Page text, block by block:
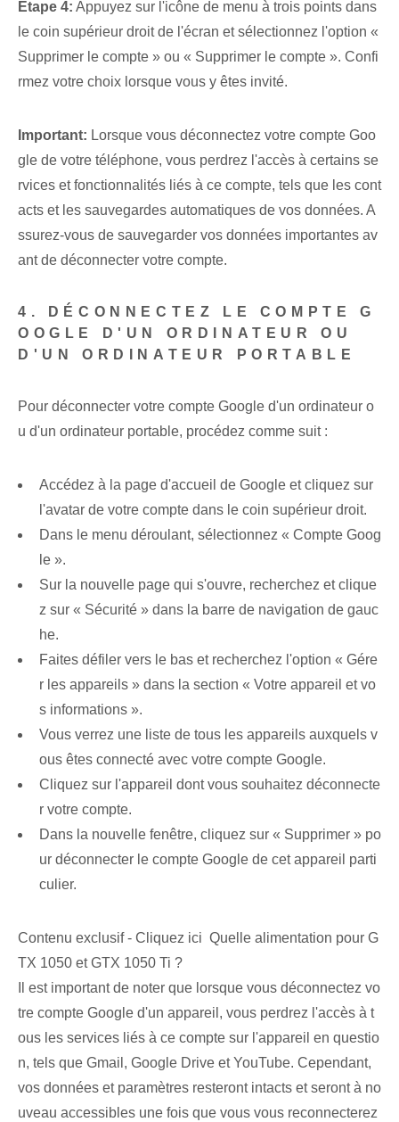
Étape 4: Appuyez sur l'icône de menu à trois points dans
le coin supérieur droit de l'écran et sélectionnez l'option «
Supprimer le compte » ou « Supprimer le compte ». Confi
rmez votre choix lorsque vous y êtes invité.
Important: Lorsque vous déconnectez votre compte Goo
gle de votre téléphone, vous perdrez l'accès à certains se
rvices et fonctionnalités liés à ce compte, tels que les cont
acts et les sauvegardes automatiques de vos données. A
ssurez-vous de sauvegarder vos données importantes av
ant de déconnecter votre compte.
4. DÉCONNECTEZ LE COMPTE G
OOGLE D'UN ORDINATEUR OU
D'UN ORDINATEUR PORTABLE
Pour déconnecter votre compte Google d'un ordinateur o
u d'un ordinateur portable, procédez comme suit :
Accédez à la page d'accueil de Google et cliquez sur
l'avatar de votre compte dans le coin supérieur droit.
Dans le menu déroulant, sélectionnez « Compte Goog
le ».
Sur la nouvelle page qui s'ouvre, recherchez et clique
z sur « Sécurité » dans la barre de navigation de gauc
he.
Faites défiler vers le bas et recherchez l'option « Gére
r les appareils » dans la section « Votre appareil et vo
s informations ».
Vous verrez une liste de tous les appareils auxquels v
ous êtes connecté avec votre compte Google.
Cliquez sur l'appareil dont vous souhaitez déconnecte
r votre compte.
Dans la nouvelle fenêtre, cliquez sur « Supprimer » po
ur déconnecter le compte Google de cet appareil parti
culier.
Contenu exclusif - Cliquez ici Quelle alimentation pour G
TX 1050 et GTX 1050 Ti ?
Il est important de noter que lorsque vous déconnectez vo
tre compte Google d'un appareil, vous perdrez l'accès à t
ous les services liés à ce compte sur l'appareil en questio
n, tels que Gmail, Google Drive et YouTube. Cependant,
vos données et paramètres resteront intacts et seront à no
uveau accessibles une fois que vous vous reconnecterez